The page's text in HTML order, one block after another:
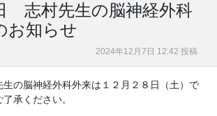
志村先生の脳神経外科
お知らせ
2024年12月7日 12:42 投稿
の脳神経外科外来は１２月２８日（土）で
承ください。